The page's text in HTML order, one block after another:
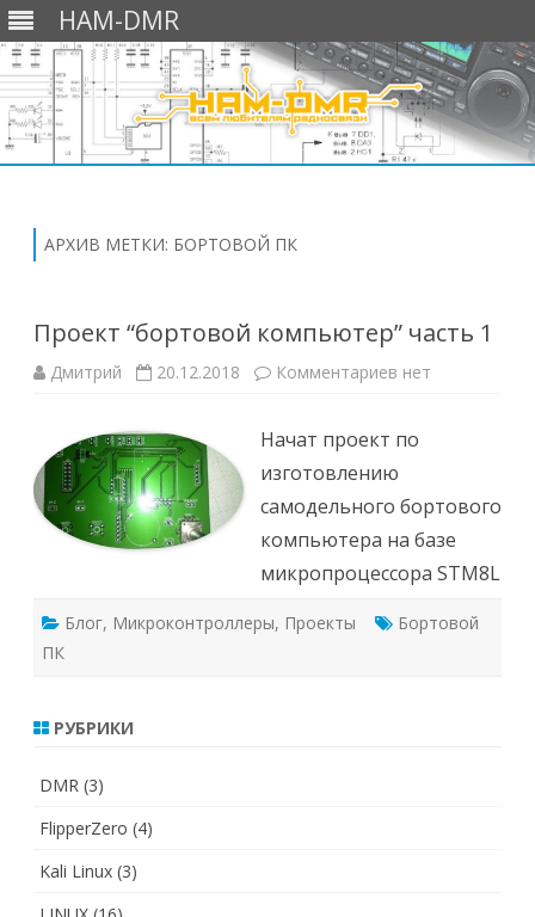
HAM-DMR
АРХИВ МЕТКИ: БОРТОВОЙ ПК
Проект “бортовой компьютер” часть 1
Дмитрий 20.12.2018 Комментариев к
компьютер”
1
нет
Начат проект по
изготовлению
самодельного бортового
компьютера на базе
микропроцессора STM8L
Блог, Микроконтроллеры, Проекты
Бортовой
ПК
РУБРИКИ
DMR (3)
FlipperZero (4)
Kali Linux (3)